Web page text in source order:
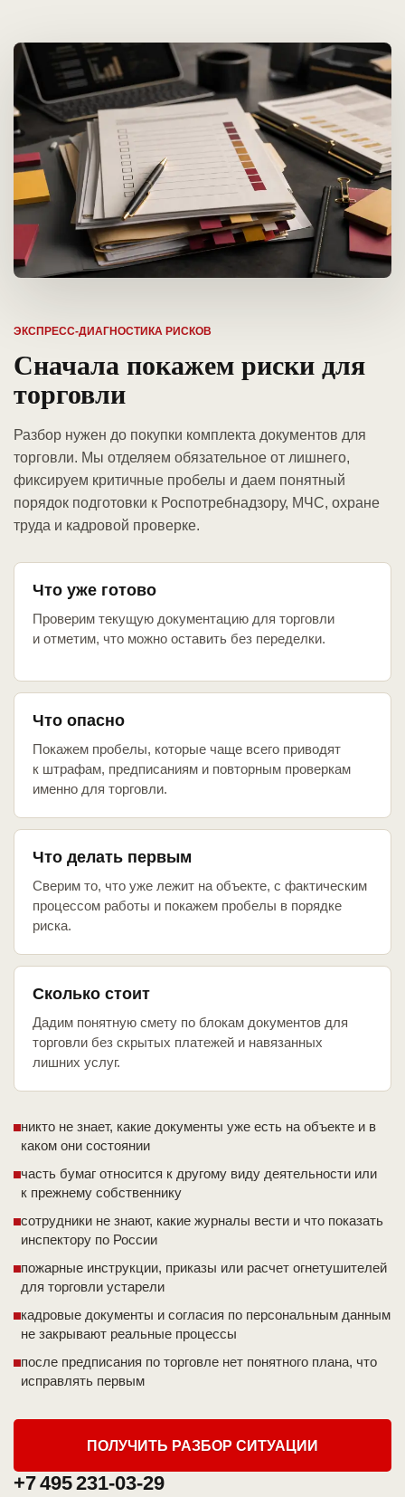
ЭКСПРЕСС-ДИАГНОСТИКА РИСКОВ
Сначала покажем риски для
торговли
Разбор нужен до покупки комплекта документов для
торговли. Мы отделяем обязательное от лишнего,
фиксируем критичные пробелы и даем понятный
порядок подготовки к Роспотребнадзору, МЧС, охране
труда и кадровой проверке.
Что уже готово
Проверим текущую документацию для торговли
и отметим, что можно оставить без переделки.
Что опасно
Покажем пробелы, которые чаще всего приводят
к штрафам, предписаниям и повторным проверкам
именно для торговли.
Что делать первым
Сверим то, что уже лежит на объекте, с фактическим
процессом работы и покажем пробелы в порядке
риска.
Сколько стоит
Дадим понятную смету по блокам документов для
торговли без скрытых платежей и навязанных
лишних услуг.
никто не знает, какие документы уже есть на объекте и в
каком они состоянии
часть бумаг относится к другому виду деятельности или
к прежнему собственнику
сотрудники не знают, какие журналы вести и что показать
инспектору по России
пожарные инструкции, приказы или расчет огнетушителей
для торговли устарели
кадровые документы и согласия по персональным данным
не закрывают реальные процессы
после предписания по торговле нет понятного плана, что
исправлять первым
ПОЛУЧИТЬ РАЗБОР СИТУАЦИИ
+7 495 231-03-29